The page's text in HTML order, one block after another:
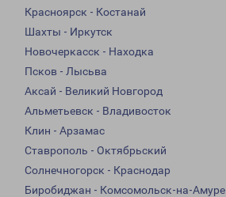
Красноярск - Костанай
Шахты - Иркутск
Новочеркасск - Находка
Псков - Лысьва
Аксай - Великий Новгород
Альметьевск - Владивосток
Клин - Арзамас
Ставрополь - Октябрьский
Солнечногорск - Краснодар
Биробиджан - Комсомольск-на-Амуре